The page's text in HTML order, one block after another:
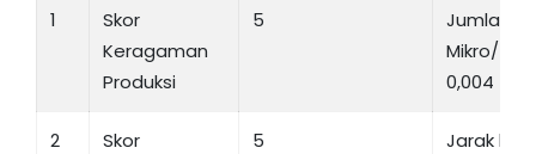
1
Skor
Keragaman
Produksi
5
Jumlah
Mikro/
0,004
2
Skor
5
Jarak ke